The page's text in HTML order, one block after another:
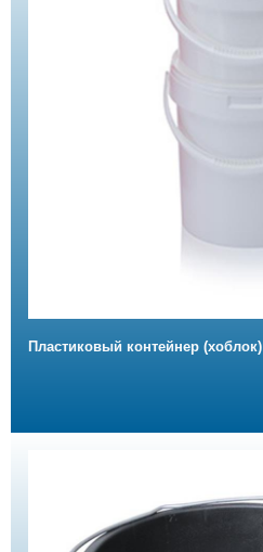
Пластиковый контейнер (хоблок)